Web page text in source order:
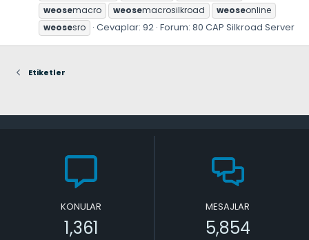
weosemacro weosemacrosilkroad weoseonline
weosesro Cevaplar: 92 Forum: 80 CAP Silkroad Server
Etiketler
KONULAR
1,361
MESAJLAR
5,854